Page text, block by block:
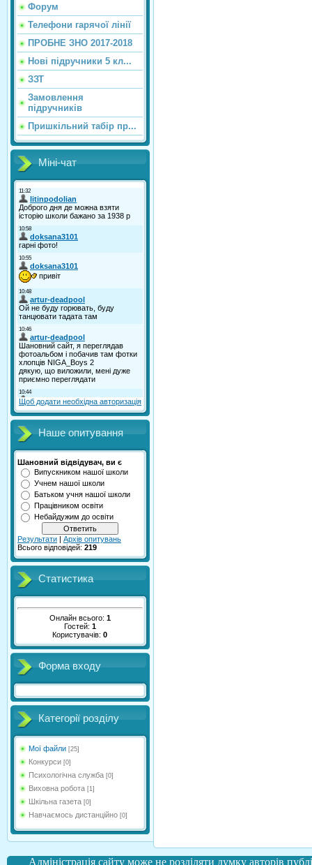
Форум
Телефони гарячої лінії
ПРОБНЕ ЗНО 2017-2018
Нові підручники 5 кл...
ЗЗТ
Замовлення
підручників
Пришкільний табір пр...
Міні-чат
Щоб додати необхідна авторизація
Наше опитування
Шановний відвідувач, ви є
Випускником нашої школи
Учнем нашої школи
Батьком учня нашої школи
Працівником освіти
Небайдужим до освіти
Результати | Архів опитувань
Всього відповідей: 219
Статистика
Онлайн всього: 1
Гостей: 1
Користувачів:0
Форма входу
Категорії розділу
Мої файли [25]
Конкурси [0]
Психологічна служба [0]
Виховна робота [1]
Шкільна газета [0]
Навчаємось дистанційно [0]
Адміністрація сайту може не розділяти думку авторів